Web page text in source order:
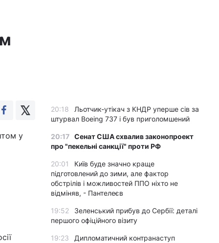
у
20:18
Льотчик-утікач з КНДР уперше сів за
штурвал Boeing 737 і був приголомшений
20:17 Сенат США схвалив законопроект
про "пекельні санкції" проти РФ
20:01
Київ буде значно краще
підготовлений до зими, але фактор
обстрілів і можливостей ППО ніхто не
відміняв, - Пантелеєв
19:52
Зеленський прибув до Сербії: деталі
першого офіційного візиту
19:23
Дипломатичний контранаступ